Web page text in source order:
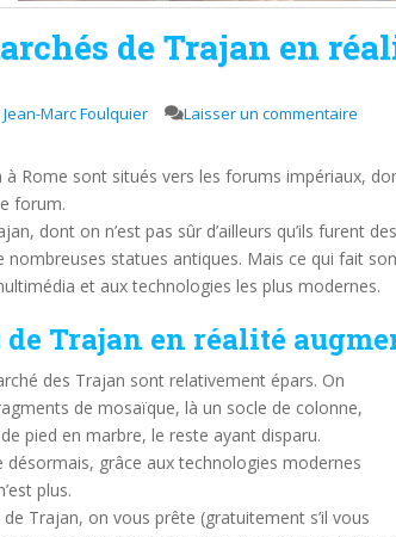
de Trajan en
Jean-Marc Foulquier Laisser un commentaire
Rome sont situés vers les forums impériaux,
forum.
dont on n’est pas sûr d’ailleurs qu’ils furent
nombreuses statues antiques. Mais ce qui fait
et aux technologies les plus modernes.
de Trajan en réalité
des Trajan sont relativement épars. On
de mosaïque, là un socle de colonne,
pied en marbre, le reste ayant disparu.
désormais, grâce aux technologies modernes
plus.
de Trajan, on vous prête (gratuitement s’il vous